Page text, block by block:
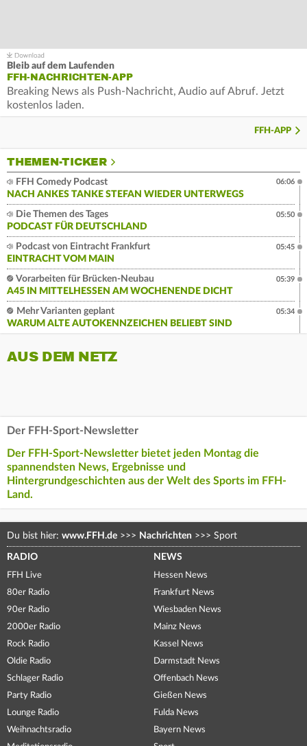
Bleib auf dem Laufenden
FFH-NACHRICHTEN-APP
Breaking News als Push-Nachricht, Audio auf Abruf. Jetzt
kostenlos laden.
FFH-APP
THEMEN-TICKER
FFH Comedy Podcast
NACH ANKES TANKE STEFAN WIEDER UNTERWEGS
06:06
Die Themen des Tages
PODCAST FÜR DEUTSCHLAND
05:50
Podcast von Eintracht Frankfurt
EINTRACHT VOM MAIN
05:45
Vorarbeiten für Brücken-Neubau
A45 IN MITTELHESSEN AM WOCHENENDE DICHT
05:39
Mehr Varianten geplant
WARUM ALTE AUTOKENNZEICHEN BELIEBT SIND
05:34
AUS DEM NETZ
Der FFH-Sport-Newsletter
Der FFH-Sport-Newsletter bietet jeden Montag die
spannendsten News, Ergebnisse und
Hintergrundgeschichten aus der Welt des Sports im FFH-
Land.
Du bist hier: www.FFH.de >>> Nachrichten >>> Sport
RADIO
FFH Live
80er Radio
90er Radio
2000er Radio
Rock Radio
Oldie Radio
Schlager Radio
Party Radio
Lounge Radio
Weihnachtsradio
NEWS
Hessen News
Frankfurt News
Wiesbaden News
Mainz News
Kassel News
Darmstadt News
Offenbach News
Gießen News
Fulda News
Bayern News